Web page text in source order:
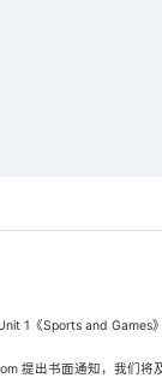
1《Sports and
提出书面通知，我们将